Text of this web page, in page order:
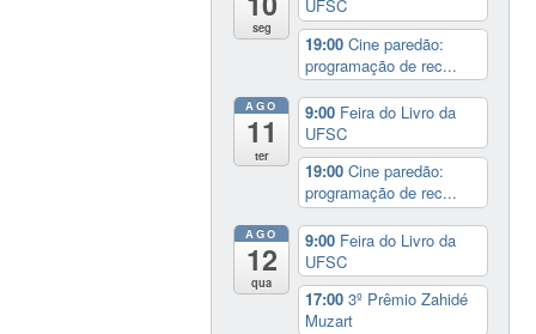
seg
UFSC
19:00Cine paredão:
programação de rec...
AGO
11
ter
9:00 Feira do Livro da
UFSC
19:00Cine paredão:
programação de rec...
AGO
12
qua
9:00 Feira do Livro da
UFSC
17:003º Prêmio Zahidé
Muzart